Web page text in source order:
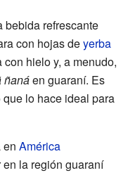
bebida refrescante
con hojas deyerba
con hielo y, a menudo,
ñanáen guaraní. Es
lo hace ideal para
en América
la región guaraní